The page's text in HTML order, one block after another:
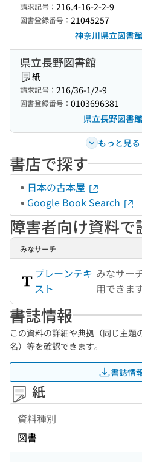
請求記号： 216.4-16-2-2-9
図書登録番号： 21045257
神奈川県立図書
県立長野図書館
紙
請求記号： 216/36-1/2-9
図書登録番号： 0103696381
県立長野図書
もっと見る
書店で探す
日本の古本屋
Google Book Search
障害者向け資料で
みなサーチ
プレーンテキ
スト
みなサー
用できま
書誌情報
この資料の詳細や典拠（同じ主題
名）等を確認できます。
書誌情
紙
資料種別
図書